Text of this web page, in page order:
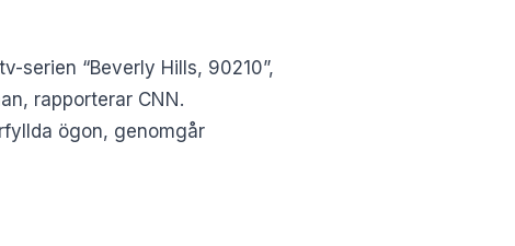
serien “Beverly Hills, 90210”,
rapporterar CNN .
ögon, genomgår